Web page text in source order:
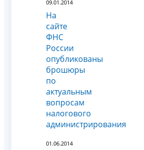
09.01.2014
На
сайте
ФНС
России
опубликованы
брошюры
по
актуальным
вопросам
налогового
администрирования
01.06.2014